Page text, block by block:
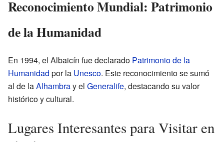
Reconocimiento Mundial: Patrimonio
de la Humanidad
En 1994, el Albaicín fue declarado Patrimonio de la
Humanidad por la Unesco. Este reconocimiento se sumó
al de laAlhambray el Generalife, destacando su valor
histórico y cultural.
Lugares Interesantes para Visitar en